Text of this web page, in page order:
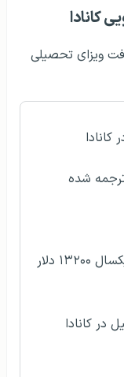
کانادا
ویزای تحصیلی
ترجمه شده
نامه مبنی‌بر تمکن مالی (هزینه یکسال ۱۳۲۰۰ دلار
در کانادا